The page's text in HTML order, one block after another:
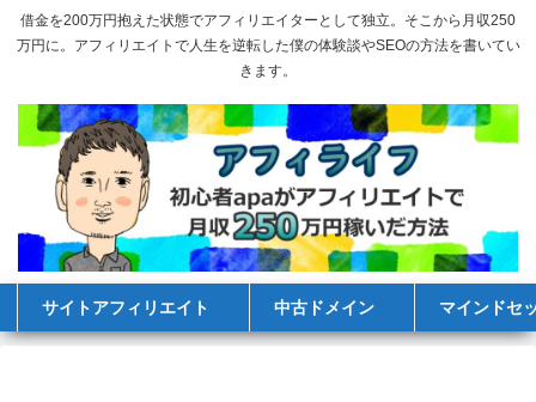
借金を200万円抱えた状態でアフィリエイターとして独立。そこから月収250
万円に。アフィリエイトで人生を逆転した僕の体験談やSEOの方法を書いてい
きます。
サイトアフィリエイト 中古ドメイン マインドセ